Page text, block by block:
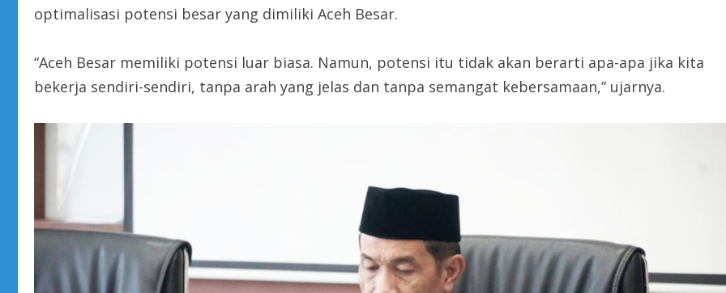
optimalisasi potensi besar yang dimiliki Aceh Besar.
“Aceh Besar memiliki potensi luar biasa. Namun, potensi itu tidak akan berarti apa-apa jika kita
bekerja sendiri-sendiri, tanpa arah yang jelas dan tanpa semangat kebersamaan,” ujarnya.